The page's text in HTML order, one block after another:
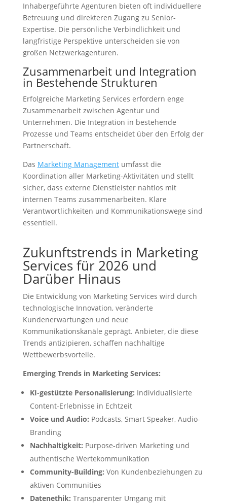
Inhabergeführte Agenturen bieten oft individuellere
Betreuung und direkteren Zugang zu Senior-
Expertise. Die persönliche Verbindlichkeit und
langfristige Perspektive unterscheiden sie von
großen Netzwerkagenturen.
Zusammenarbeit und Integration
in Bestehende Strukturen
Erfolgreiche Marketing Services erfordern enge
Zusammenarbeit zwischen Agentur und
Unternehmen. Die Integration in bestehende
Prozesse und Teams entscheidet über den Erfolg der
Partnerschaft.
Das Marketing Managementumfasst die
Koordination aller Marketing-Aktivitäten und stellt
sicher, dass externe Dienstleister nahtlos mit
internen Teams zusammenarbeiten. Klare
Verantwortlichkeiten und Kommunikationswege sind
essentiell.
Zukunftstrends in Marketing
Services für 2026 und
Darüber Hinaus
Die Entwicklung von Marketing Services wird durch
technologische Innovation, veränderte
Kundenerwartungen und neue
Kommunikationskanäle geprägt. Anbieter, die diese
Trends antizipieren, schaffen nachhaltige
Wettbewerbsvorteile.
Emerging Trends in Marketing Services:
KI-gestützte Personalisierung: Individualisierte
Content-Erlebnisse in Echtzeit
Voice und Audio: Podcasts, Smart Speaker, Audio-
Branding
Nachhaltigkeit: Purpose-driven Marketing und
authentische Wertekommunikation
Community-Building: Von Kundenbeziehungen zu
aktiven Communities
Datenethik: Transparenter Umgang mit